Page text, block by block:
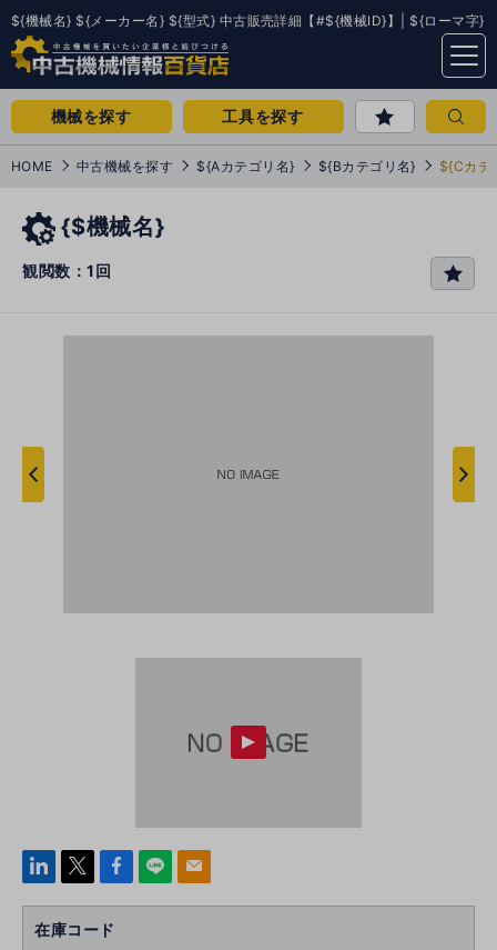
${機械名} ${メーカー名} ${型式} 中古販売詳細【#${機械ID}】| ${ローマ字}
menu
機械を探す 工具を探す
HOME 中古機械を探す ${Aカテゴリ名} ${Bカテゴリ名} ${Cカテ
{$機械名}
観閲数：1回
favo
linke
Face
k
line mail
在庫コード